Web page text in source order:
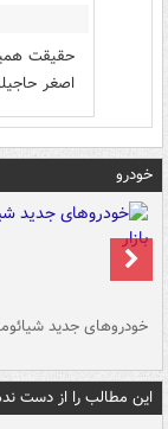
حقیقت
اصغر
خودرو
خودروهای جدید شیائومی
این مطالب را از دست